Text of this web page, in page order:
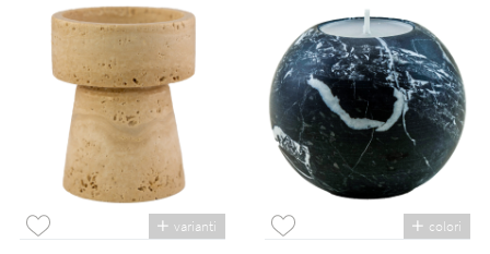
varianti colori